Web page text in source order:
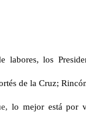
labores, los
de la Cruz;
lo mejor está por